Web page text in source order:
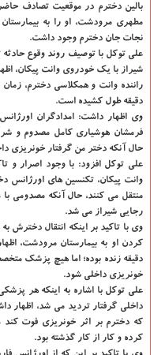
بالین دخترم در موقعیت تصادف
مطهری مرودشت، او را به
نجات جان دخترم وجود داشت.
علی توكل با توصیف روند وقوع
شیراز با یك خودروی وانت پیكان،
دقیقه طول كشیده است.
وی اظهار داشت: امدادگران
فرمشان هوشیاری كامل مصدوم و
حال آنكه دختر من گرفتار خونریزی
علی توكل افزود: با وجود اصرار و
وانت پیكان، تكنسین های اورژانس
منتقل می كنند، حال آنكه مصدومی
رجایی شیراز می شد.
وی با تاكید بر اینكه انتقال دخترش
دقیقه زنده بوده؛ اما هیچ پزشك
خونریزی داخلی شود.
علی توكل با اشاره به اینكه هر
داخلی گرفتار تردید می شد، اظهار
كه دخترم بر اثر خونریزی فوت
كرده و كار از كار گذشته بود.